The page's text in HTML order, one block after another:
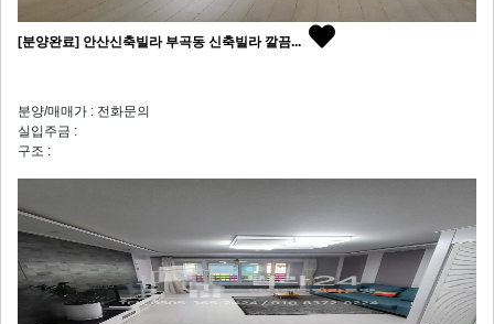
[분양완료] 안산신축빌라 부곡동 신축빌라 깔끔...
분양/매매가 : 전화문의
실입주금 :
구조 :